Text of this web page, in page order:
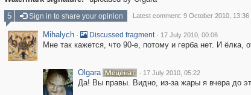
5 Sign in to share your opinion Latest comment: 9 October 2010, 13:36
Mihalych · Discussed fragment · 17 July 2010, 00:06
Мне так кажется, что 90-е, потому и герба нет. И ёлка,
Olgara · 17 July 2010, 05:22
Да! Вы правы. Видно, из-за жары я вчера до